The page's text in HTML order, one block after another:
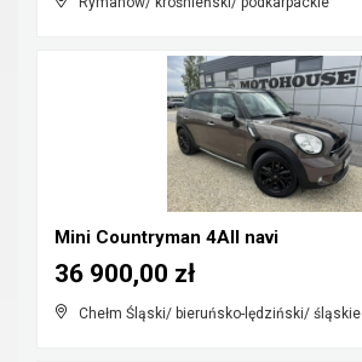
Mini Countryman 4All navi
Chełm Śląski/ bieruńsko-lędziński/ śląskie
36 900,00 zł